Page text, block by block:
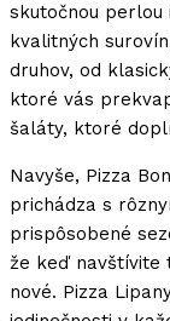
skutočnou perlou
kvalitných
druhov, od
ktoré vás
šaláty, ktoré
Navyše, Pizza
prichádza s
prispôsobené
že keď navštívite
nové. Pizza